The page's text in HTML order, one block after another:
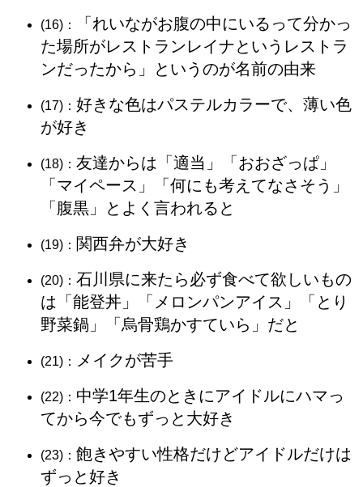
(16)：
「れいながお腹の中にいるって分かっ
た場所がレストランレイナというレストラ
ンだったから」というのが名前の由来
(17)： 好きな色はパステルカラーで、薄い色
が好き
(18)： 友達からは「適当」「おおざっぱ」
「マイペース」「何にも考えてなさそう」
「腹黒」とよく言われると
(19)： 関西弁が大好き
(20)： 石川県に来たら必ず食べて欲しいもの
は「能登丼」「メロンパンアイス」「とり
野菜鍋」「烏骨鶏かすていら」だと
(21)： メイクが苦手
(22)： 中学1年生のときにアイドルにハマっ
てから今でもずっと大好き
(23)： 飽きやすい性格だけどアイドルだけは
ずっと好き